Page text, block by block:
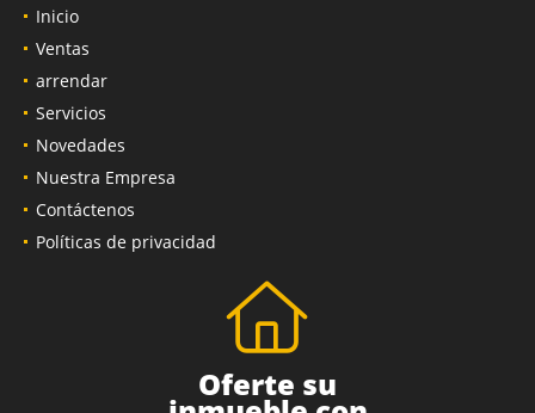
Inicio
Ventas
arrendar
Servicios
Novedades
Nuestra Empresa
Contáctenos
Políticas de privacidad
Oferte su